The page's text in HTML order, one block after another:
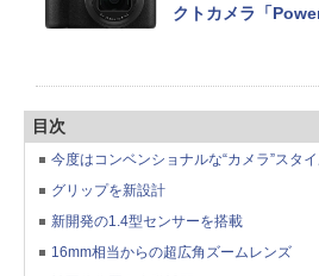
クトカメラ「
目次
今度はコンベンショナルな“カメラ”スタ
グリップを新設計
新開発の1.4型センサーを搭載
16mm相当からの超広角ズームレンズ